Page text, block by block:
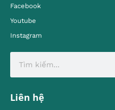
Facebook
Youtube
Instagram
Liên hệ